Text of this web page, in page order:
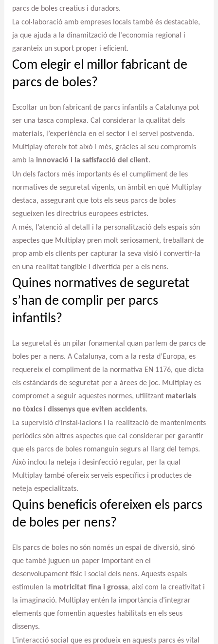
parcs de boles creatius i duradors.
La col·laboració amb empreses locals també és destacable,
ja que ajuda a la dinamització de l’economia regional i
garanteix un suport proper i eficient.
Com elegir el millor fabricant de
parcs de boles?
Escoltar un bon fabricant de parcs infantils a Catalunya pot
ser una tasca complexa. Cal considerar la qualitat dels
materials, l’experiència en el sector i el servei postvenda.
Multiplay ofereix tot això i més, gràcies al seu compromís
amb la innovació i la satisfacció del client.
Un dels factors més importants és el cumpliment de les
normatives de seguretat vigents, un àmbit en què Multiplay
destaca, assegurant que tots els seus parcs de boles
segueixen les directrius europees estrictes.
A més, l’atenció al detall i la personalització dels espais són
aspectes que Multiplay pren molt seriosament, treballant de
prop amb els clients per capturar la seva visió i convertir-la
en una realitat tangible i divertida per a els nens.
Quines normatives de seguretat
s’han de complir per parcs
infantils?
La seguretat és un pilar fonamental quan parlem de parcs de
boles per a nens. A Catalunya, com a la resta d’Europa, es
requereix el compliment de la normativa EN 1176, que dicta
els estàndards de seguretat per a àrees de joc. Multiplay es
compromet a seguir aquestes normes, utilitzant materials
no tòxics i dissenys que eviten accidents.
La supervisió d’instal·lacions i la realització de manteniments
periòdics són altres aspectes que cal considerar per garantir
que els parcs de boles romanguin segurs al llarg del temps.
Això inclou la neteja i desinfecció regular, per la qual
Multiplay també ofereix serveis específics i productes de
neteja especialitzats.
Quins beneficis ofereixen els parcs
de boles per nens?
Els parcs de boles no són només un espai de diversió, sinó
que també juguen un paper important en el
desenvolupament físic i social dels nens. Aquests espais
estimulen la motricitat fina i grossa, així com la creativitat i
la imaginació. Multiplay entén la importància d’integrar
elements que fomentin aquestes habilitats en els seus
dissenys.
L’interacció social que es produeix en aquests parcs és vital